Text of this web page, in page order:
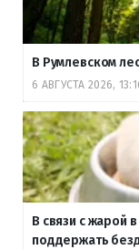
В Румлевском
6 АВГУСТА 2026,
В связи с жарой
поддержать